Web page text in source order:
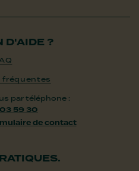
D'AIDE ?
fréquentes
par téléphone :
59 30
de contact